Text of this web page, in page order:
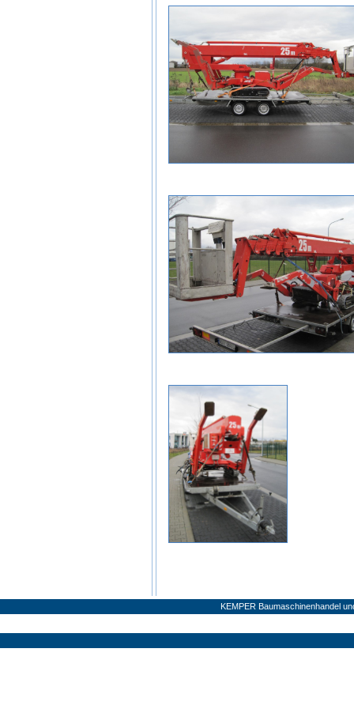
KEMPER Baumaschinenhandel